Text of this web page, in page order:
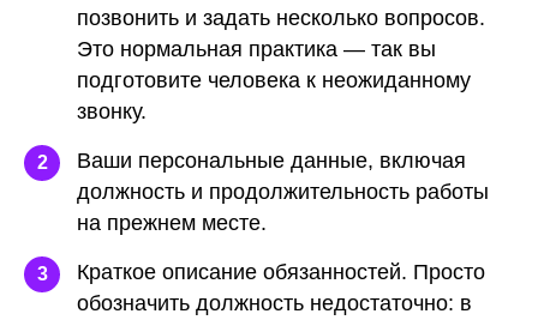
позвонить и задать несколько вопросов.
Это нормальная практика — так вы
подготовите человека к неожиданному
звонку.
2 Ваши персональные данные, включая
должность и продолжительность работы
на прежнем месте.
3 Краткое описание обязанностей. Просто
обозначить должность недостаточно: в